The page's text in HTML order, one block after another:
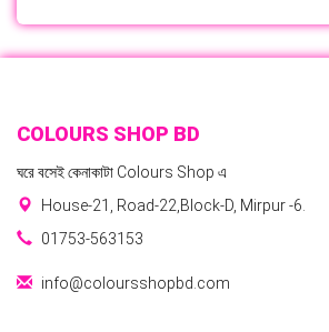
COLOURS SHOP BD
ঘরে বসেই কেনাকাটা Colours Shop এ
House-21, Road-22,Block-D, Mirpur -6.
01753-563153
info@coloursshopbd.com